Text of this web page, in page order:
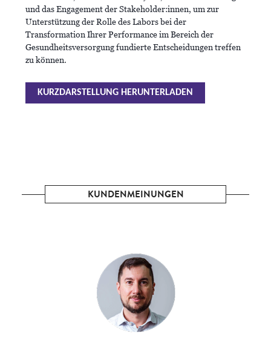
und das Engagement der Stakeholder:innen, um zur
Unterstützung der Rolle des Labors bei der
Transformation Ihrer Performance im Bereich der
Gesundheitsversorgung fundierte Entscheidungen treffen
zu können.
KURZDARSTELLUNG HERUNTERLADEN
KUNDENMEINUNGEN